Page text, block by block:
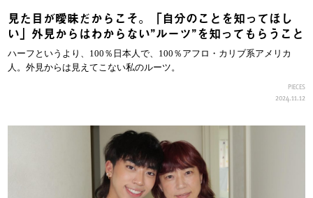
見た目が曖昧だからこそ。「自分のことを知ってほし
い」外見からはわからない”ルーツ”を知ってもらうこと
ハーフというより、100％日本人で、100％アフロ・カリブ系アメリカ
人。外見からは見えてこない私のルーツ。
PIECES
2024.11.12